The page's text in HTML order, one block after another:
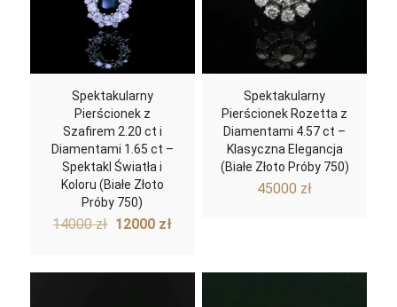
Spektakularny
Pierścionek z
Szafirem 2.20 ct i
Diamentami 1.65 ct –
Spektakl Światła i
Koloru (Białe Złoto
Próby 750)
14000zł Pierwotna
12000 złAktualna
Spektakularny
Pierścionek Rozetta z
Diamentami 4.57 ct –
Klasyczna Elegancja
(Białe Złoto Próby 750)
45000 zł